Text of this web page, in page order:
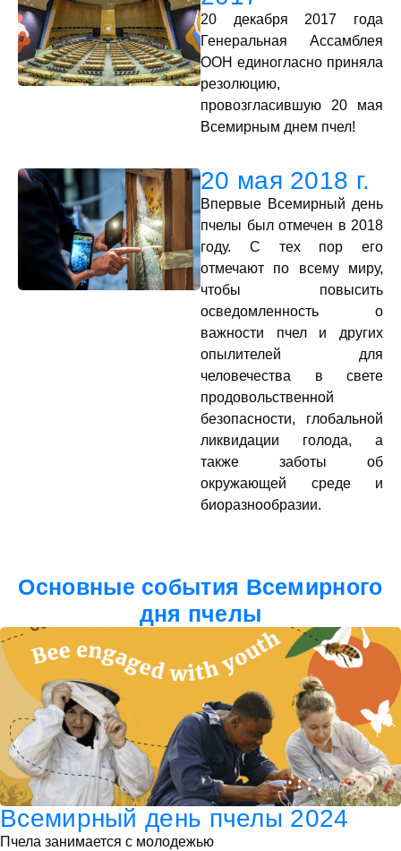
20 декабря 2017 года
Генеральная Ассамблея
ООН единогласно приняла
резолюцию,
провозгласившую 20 мая
Всемирным днем пчел!
20 мая 2018 г.
Впервые Всемирный день
пчелы был отмечен в 2018
году. С тех пор его
отмечают по всему миру,
чтобы повысить
осведомленность о
важности пчел и других
опылителей для
человечества в свете
продовольственной
безопасности, глобальной
ликвидации голода, а
также заботы об
окружающей среде и
биоразнообразии.
Основные события Всемирного
дня пчелы
Всемирный день пчелы 2024
Пчела занимается с молодежью